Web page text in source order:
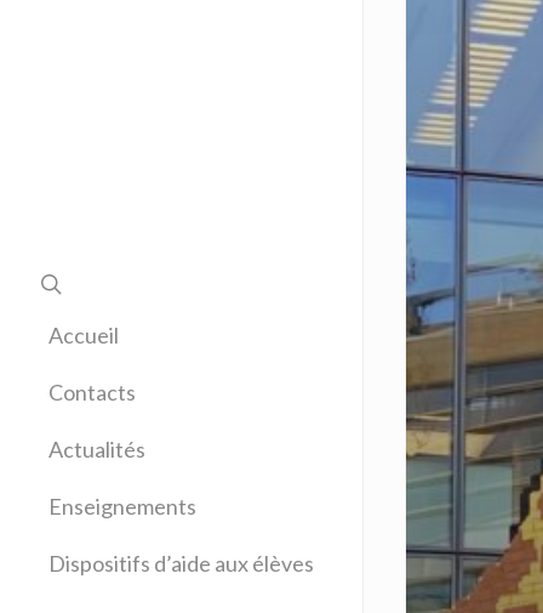
Accueil
Contacts
Actualités
Enseignements
Allemand
Anglais
Dispositifs d’aide aux élèves